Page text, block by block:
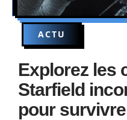
ACTU
Explorez les
Starfield
pour